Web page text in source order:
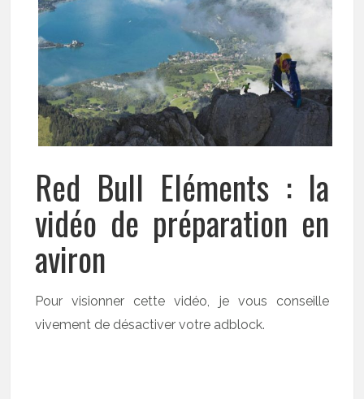
Red Bull Eléments : la
vidéo de préparation en
aviron
Pour visionner cette vidéo, je vous conseille
vivement de désactiver votre adblock.